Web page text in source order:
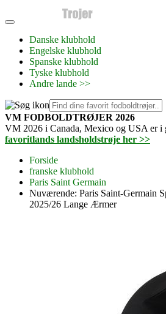
Danske klubhold
Engelske klubhold
Spanske klubhold
Tyske klubhold
Andre lande >>
VM FODBOLDTRØJER 2026
VM 2026 i Canada, Mexico og USA er i
favoritlands landsholdstrøje her >>
Forside
franske klubhold
Paris Saint Germain
Nuværende: Paris Saint-Germain
2025/26 Lange Ærmer